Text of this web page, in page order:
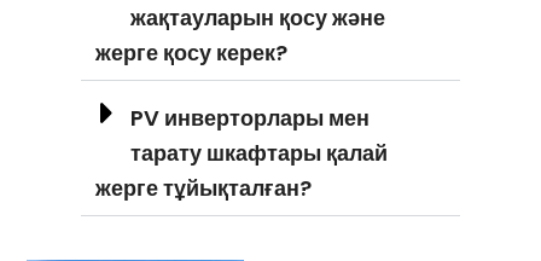
жақтауларын қосу және
жерге қосу керек?
PV инверторлары мен
тарату шкафтары қалай
жерге тұйықталған?